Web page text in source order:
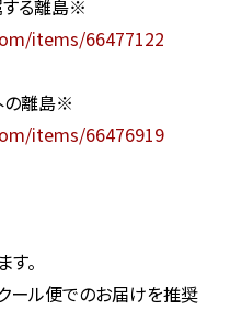
する離島※
items/66477122
の離島※
items/66476919
。
ール便でのお届けを推奨